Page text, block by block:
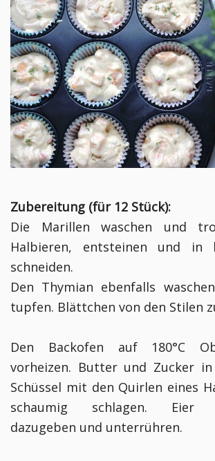
Zubereitung (für 12 Stück):
Die Marillen waschen und
Halbieren, entsteinen und in
schneiden.
Den Thymian ebenfalls
tupfen. Blättchen von den Stilen
Den Backofen auf 180°C
vorheizen. Butter und Zucker
Schüssel mit den Quirlen eines
schaumig schlagen. Eier
dazugeben und unterrühren.